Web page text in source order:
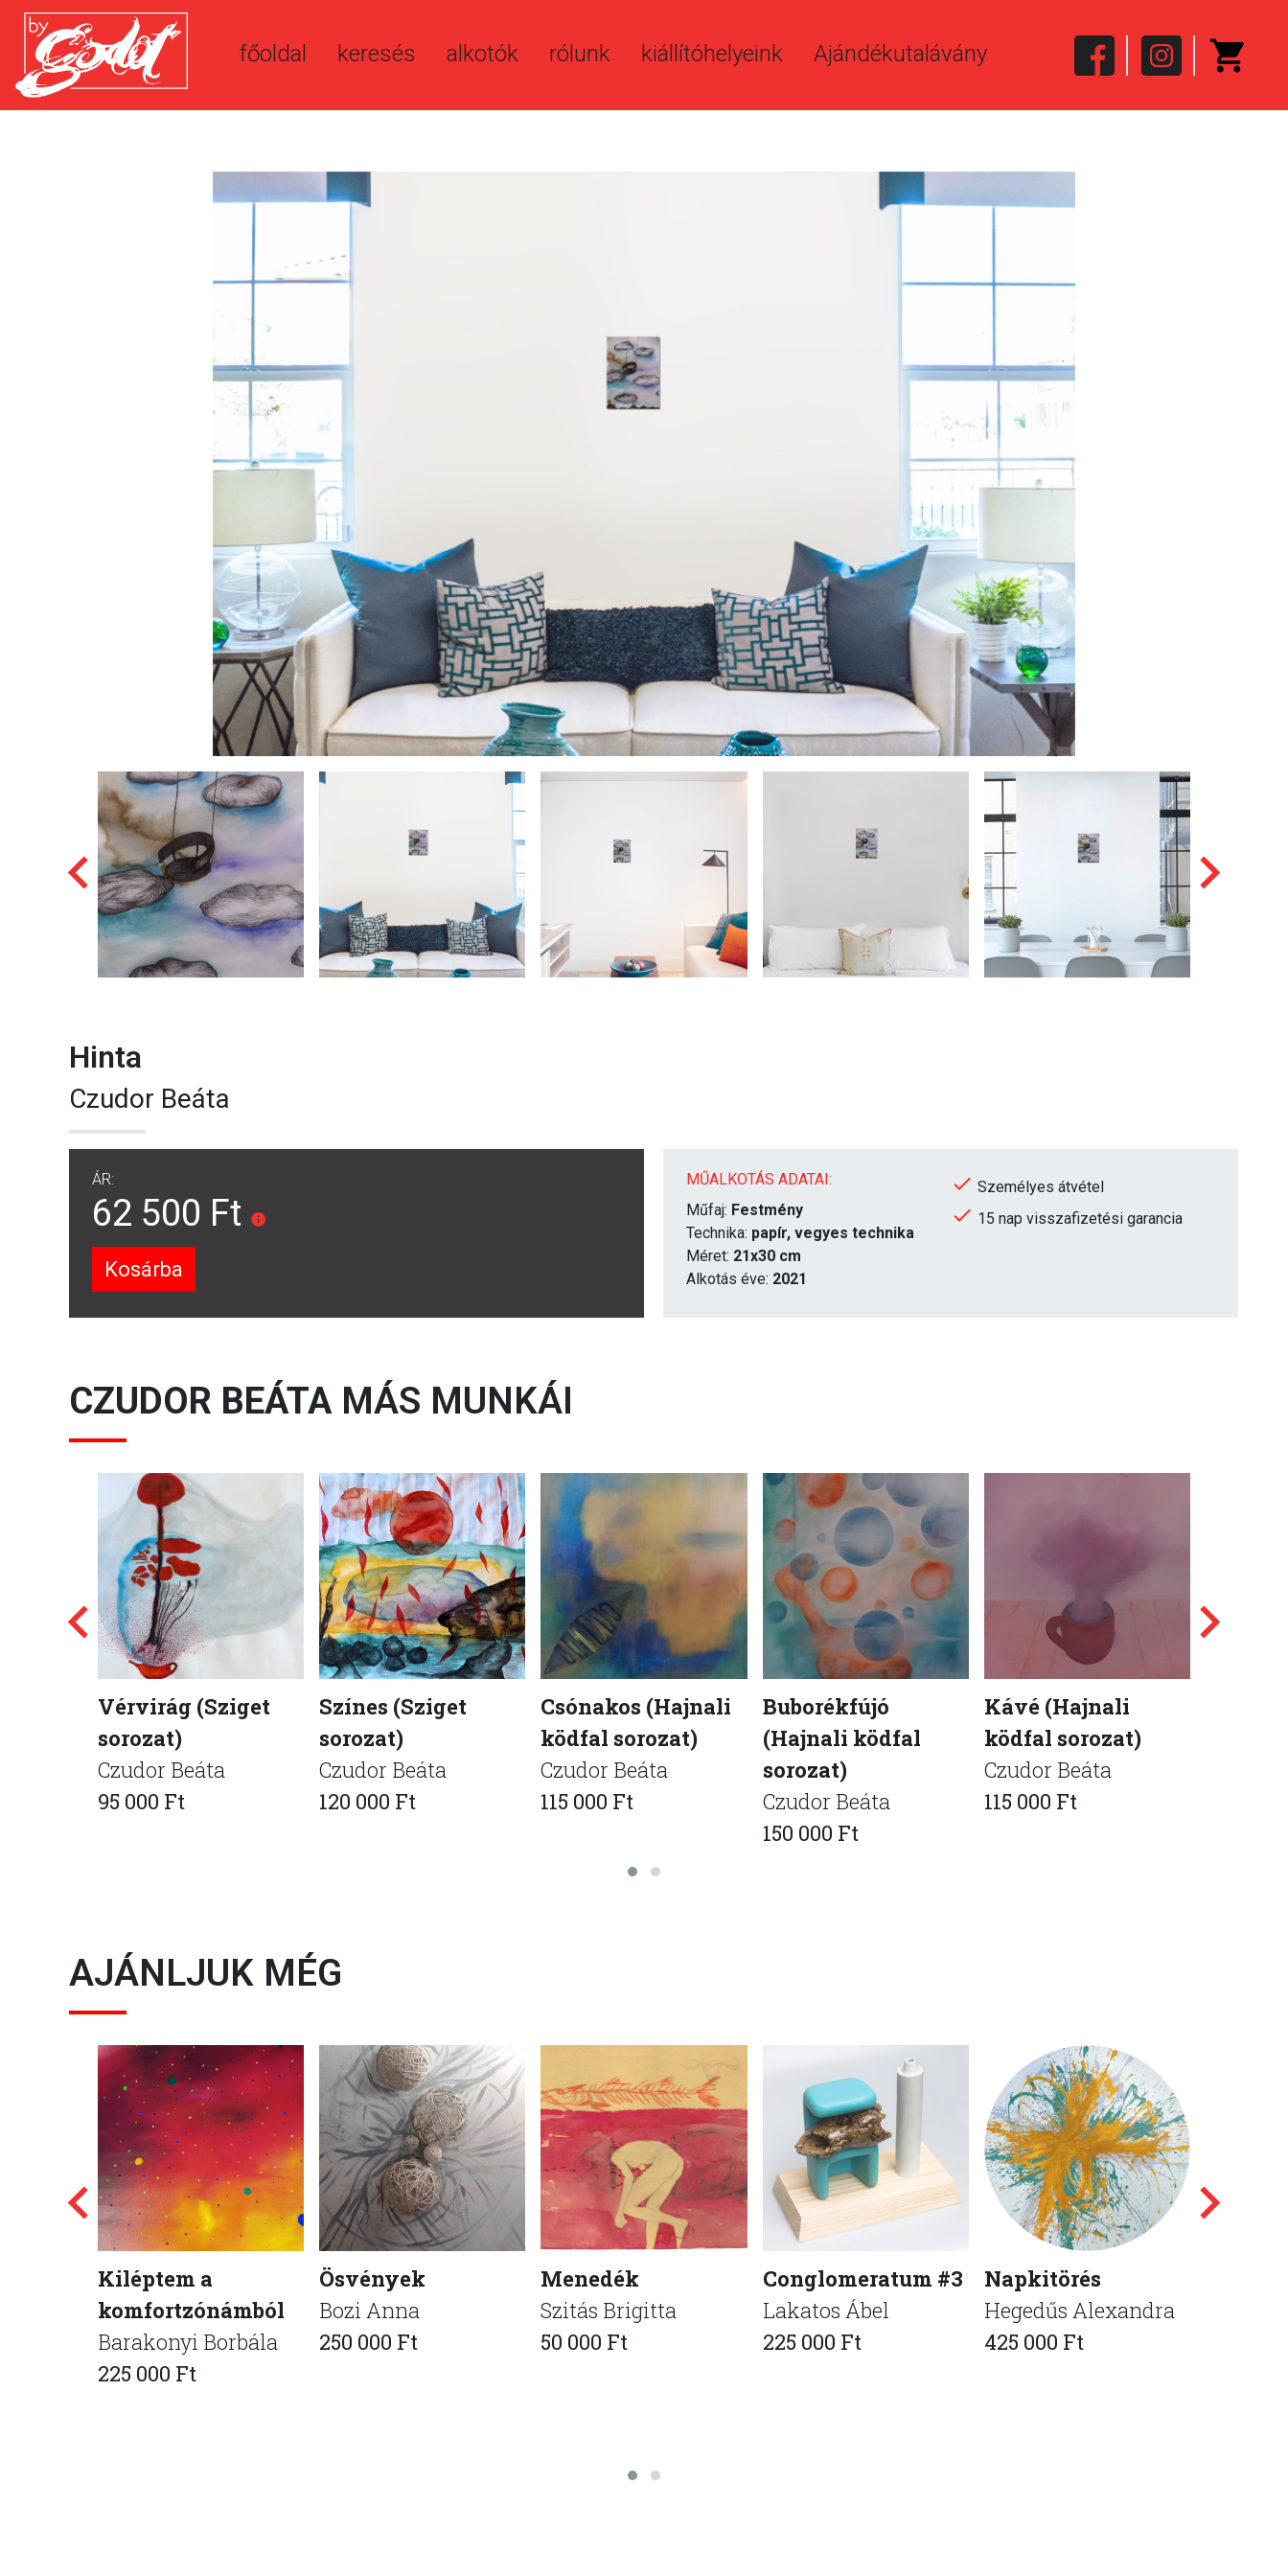
főoldal keresés alkotók rólunk kiállítóhelyeink Ajándékutalávány
Hinta
Czudor Beáta
ÁR:
62 500 Ft
Kosárba
MŰALKOTÁS ADATAI:
Műfaj: Festmény
Technika: papír, vegyes technika
Méret: 21x30 cm
Alkotás éve: 2021
Személyes átvétel
15 nap visszafizetési garancia
CZUDOR BEÁTA MÁS MUNKÁI
Vérvirág (Sziget
sorozat)
Czudor Beáta
95 000 Ft
Színes (Sziget
sorozat)
Czudor Beáta
120 000 Ft
Csónakos (Hajnali
ködfal sorozat)
Czudor Beáta
115 000 Ft
Buborékfújó
(Hajnali ködfal
sorozat)
Czudor Beáta
150 000 Ft
Kávé (Hajnali
ködfal sorozat)
Czudor Beáta
115 000 Ft
AJÁNLJUK MÉG
Kiléptem a
komfortzónámból
Barakonyi Borbála
225 000 Ft
Ösvények
Bozi Anna
250 000 Ft
Menedék
Szitás Brigitta
50 000 Ft
Conglomeratum #3
Lakatos Ábel
225 000 Ft
Napkitörés
Hegedűs Alexandra
425 000 Ft